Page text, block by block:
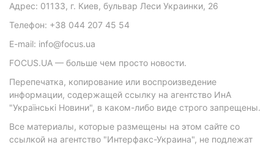
Адрес: 01133, г. Киев, бульвар Леси Украинки, 26
Телефон: +38 044 207 45 54
E-mail: info@focus.ua
FOCUS.UA — больше чем просто новости.
Перепечатка, копирование или воспроизведение
информации, содержащей ссылку на агентство ИнА
"Українські Новини", в каком-либо виде строго запрещены.
Все материалы, которые размещены на этом сайте со
ссылкой на агентство "Интерфакс-Украина", не подлежат